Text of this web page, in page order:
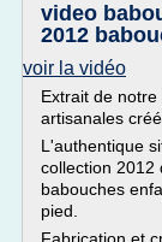
video
2012
voir la vidéo
Extrait de
artisanales
L'authentique
collection 2012
babouches
pied.